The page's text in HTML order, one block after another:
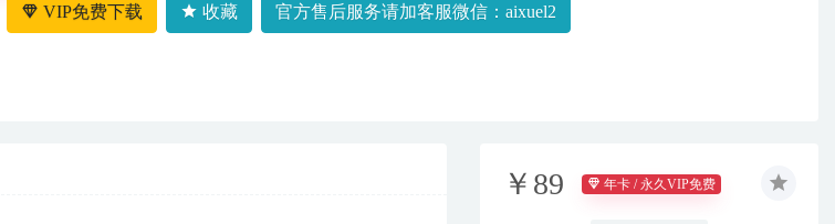
VIP免费下载 收藏 官方售后服务请加客服微信：aixuel2
￥89 年卡 / 永久VIP免费
然高一语文教程全年班（暑/秋/寒/春/班） 2024-01-17